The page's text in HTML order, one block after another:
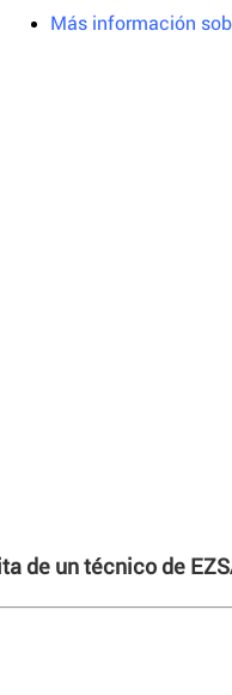
Más información
de un técnico de